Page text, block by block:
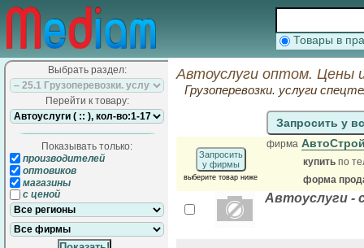
Товары в
Выбрать раздел:
Перейти к товару:
Показывать только:
производителей
оптовиков
магазины
с ценой
Автоуслуги оптом. Цены
Грузоперевозки. услуги
Запросить у
Запросить
у фирмы
выберите товар ниже
фирма
купить по
форма
Автоуслуги -